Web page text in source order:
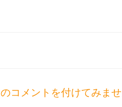
コメントを付けてみま